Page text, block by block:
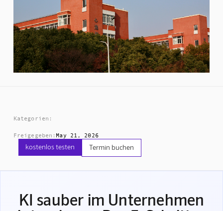
Kategorien:
Freigegeben: May 21, 2026
kostenlos testen Termin buchen
KI sauber im Unternehmen